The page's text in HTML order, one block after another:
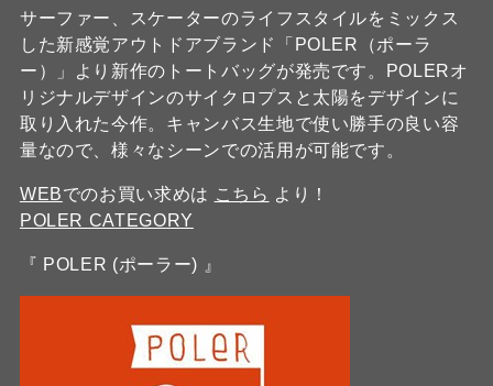
サーファー、スケーターのライフスタイルをミックス
した新感覚アウトドアブランド「POLER（ポーラ
ー）」より新作のトートバッグが発売です。POLERオ
リジナルデザインのサイクロプスと太陽をデザインに
取り入れた今作。キャンバス生地で使い勝手の良い容
量なので、様々なシーンでの活用が可能です。
WEBでのお買い求めは こちら より！
POLER CATEGORY
『 POLER (ポーラー) 』